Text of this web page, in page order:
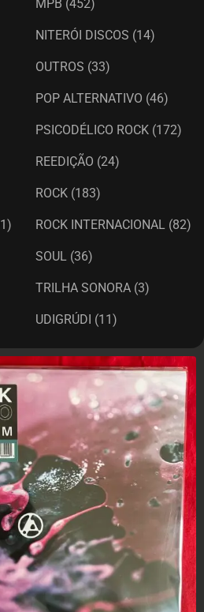
MPB (452)
NITERÓI DISCOS (14)
OUTROS (33)
POP ALTERNATIVO (46)
PSICODÉLICO ROCK (172)
REEDIÇÃO (24)
ROCK (183)
ROCK INTERNACIONAL (82)
SOUL (36)
TRILHA SONORA (3)
UDIGRÚDI (11)